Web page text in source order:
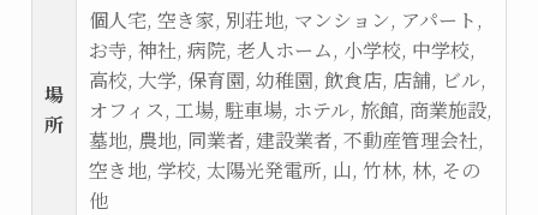
場
所
個人宅, 空き家, 別荘地, マンション, アパート,
お寺, 神社, 病院, 老人ホーム, 小学校, 中学校,
高校, 大学, 保育園, 幼稚園, 飲食店, 店舗, ビル,
オフィス, 工場, 駐車場, ホテル, 旅館, 商業施設,
墓地, 農地, 同業者, 建設業者, 不動産管理会社,
空き地, 学校, 太陽光発電所, 山, 竹林, 林, その
他